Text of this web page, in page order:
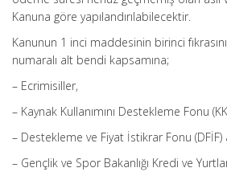
Kanuna göre yapılandırılabilecektir.
Kanunun 1 inci maddesinin birinci
numaralı alt bendi kapsamına;
– Ecrimisiller,
– Kaynak Kullanımını Destekleme Fonu
– Destekleme ve Fiyat İstikrar Fonu (DFİF)
– Gençlik ve Spor Bakanlığı Kredi ve